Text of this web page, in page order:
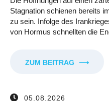
Stagnation schienen bereits
zu sein. Infolge des
von Hormus schnellten die
ZUM BEITRAG ⟶
05.08.2026